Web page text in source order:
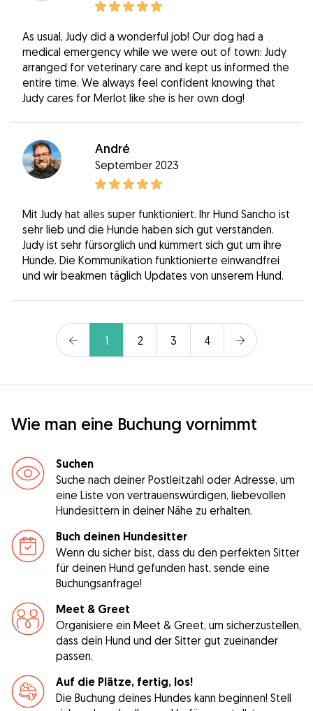
As usual, Judy did a wonderful job! Our dog had a
medical emergency while we were out of town: Judy
arranged for veterinary care and kept us informed the
entire time. We always feel confident knowing that
Judy cares for Merlot like she is her own dog!
André
September 2023
Mit Judy hat alles super funktioniert. Ihr Hund Sancho ist
sehr lieb und die Hunde haben sich gut verstanden.
Judy ist sehr fürsorglich und kümmert sich gut um ihre
Hunde. Die Kommunikation funktionierte einwandfrei
und wir beakmen täglich Updates von unserem Hund.
1 2 3 4
Wie man eine Buchung vornimmt
Suchen
Suche nach deiner Postleitzahl oder Adresse, um
eine Liste von vertrauenswürdigen, liebevollen
Hundesittern in deiner Nähe zu erhalten.
Buch deinen Hundesitter
Wenn du sicher bist, dass du den perfekten Sitter
für deinen Hund gefunden hast, sende eine
Buchungsanfrage!
Meet & Greet
Organisiere ein Meet & Greet, um sicherzustellen,
dass dein Hund und der Sitter gut zueinander
passen.
Auf die Plätze, fertig, los!
Die Buchung deines Hundes kann beginnen! Stell